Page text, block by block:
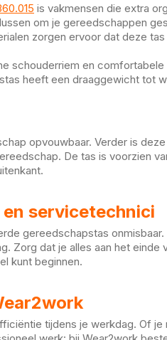
is vakmensen die extra
om je gereedschappen
zorgen ervoor dat deze
schouderriem en
heeft een draaggewicht tot
opvouwbaar. Verder is
De tas is voorzien
servicetechnici
gereedschapstas
Zorg dat je alles aan het einde
kunt beginnen.
tijdens je werkdag. Of